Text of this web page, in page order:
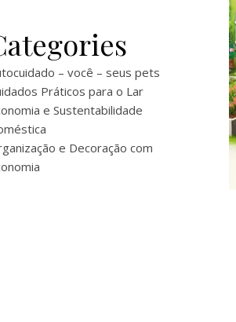
– você – seus pets
Práticos para o Lar
e Sustentabilidade
e Decoração com